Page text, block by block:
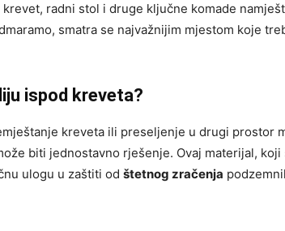
radni stol i druge ključne komade
smatra se najvažnijim mjestom koje
ispod kreveta?
kreveta ili preseljenje u drugi prostor
biti jednostavno rješenje. Ovaj materijal, koji
ulogu u zaštiti od štetnog zračenja